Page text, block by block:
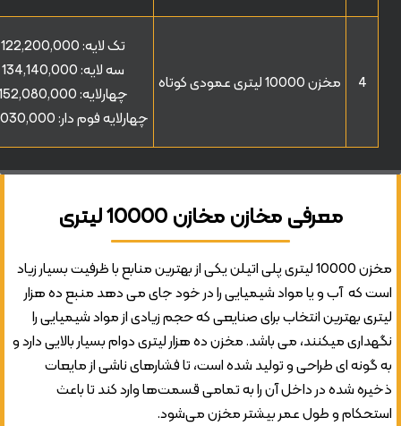
4 مخزن 10000 لیتری عمودی کوتاه
تک لایه:122,200,000
سه لایه:134,140,000
چهارلایه:
چهارلایه فوم دار:
معرفی مخازن مخازن 10000 لیتری
مخزن 10000 لیتری پلی اتیلن یکی از بهترین منابع با ظرفیت بسیار زیاد
است که آب و یا مواد شیمیایی را در خود جای می دهد منبع ده هزار
لیتری بهترین انتخاب برای صنایعی که حجم زیادی از مواد شیمیایی را
نگهداری میکنند، می باشد. مخزن ده هزار لیتری دوام بسیار بالایی دارد و
به گونه ای طراحی و تولید شده است، تا فشارهای ناشی از مایعات
ذخیره شده در داخل آن را به تمامی قسمت‌ها وارد کند تا باعث
استحکام و طول عمر بیشتر مخزن می‌شود.